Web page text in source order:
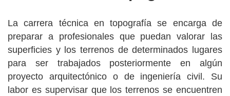
La carrera técnica en topografía se encarga de
preparar a profesionales que puedan valorar las
superficies y los terrenos de determinados lugares
para ser trabajados posteriormente en algún
proyecto arquitectónico o de ingeniería civil. Su
labor es supervisar que los terrenos se encuentren